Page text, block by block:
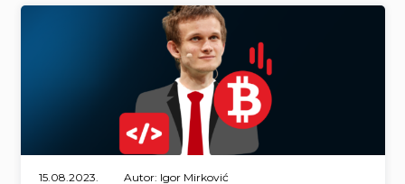
15.08.2023. Autor: Igor Mirković